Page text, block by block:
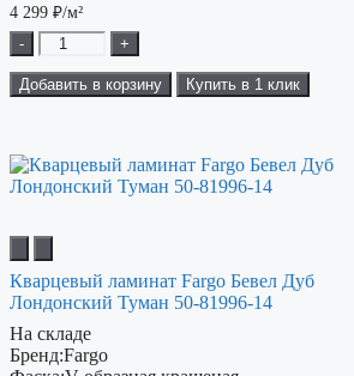
4 299 ₽/м²
-
+
Добавить в корзину Купить в 1 клик
Кварцевый ламинат Fargo Бевел Дуб
Лондонский Туман 50-81996-14
На складе
Бренд:Fargo